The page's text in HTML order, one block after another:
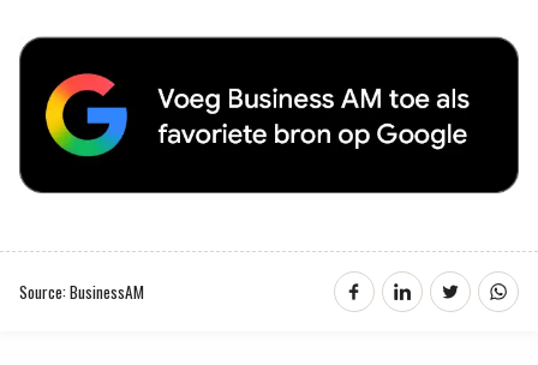
Source: BusinessAM